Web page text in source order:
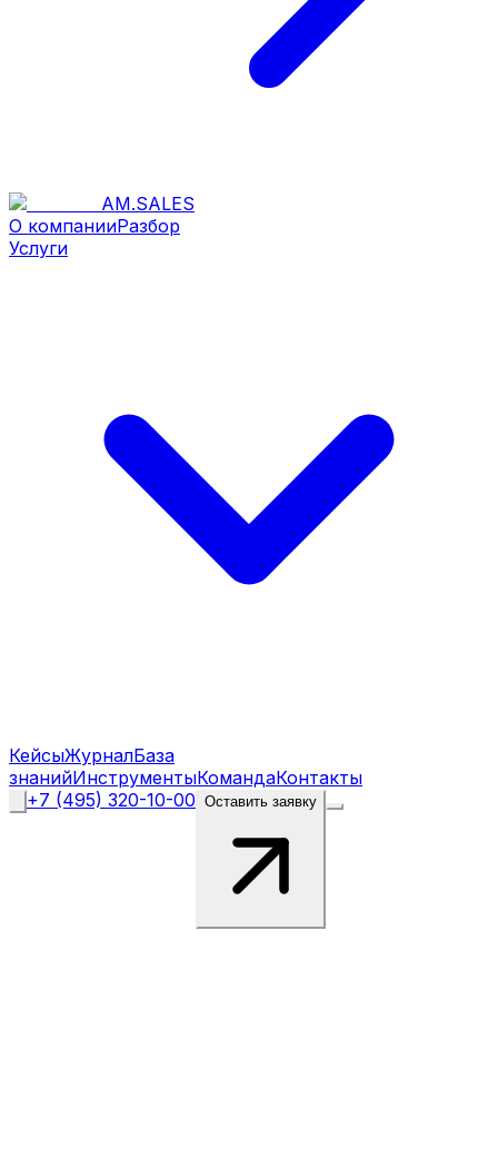
AM.SALES
О компанииРазбор
Услуги
КейсыЖурналБаза
знанийИнструментыКомандаКонтакты
+7 (495) 320-10-00 Оставить заявку